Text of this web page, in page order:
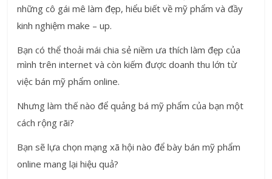
những cô gái mê làm đẹp, hiểu biết về mỹ phẩm và đầy
kinh nghiệm make – up.
Bạn có thể thoải mái chia sẻ niềm ưa thích làm đẹp của
mình trên internet và còn kiếm được doanh thu lớn từ
việc bán mỹ phẩm online.
Nhưng làm thế nào để quảng bá mỹ phẩm của bạn một
cách rộng rãi?
Bạn sẽ lựa chọn mạng xã hội nào để bày bán mỹ phẩm
online mang lại hiệu quả?